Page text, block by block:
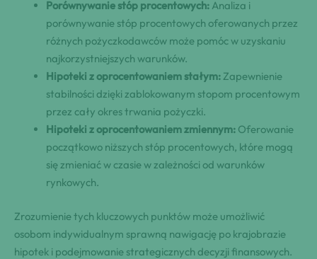
Porównywanie stóp procentowych: Analiza i
porównywanie stóp procentowych oferowanych przez
różnych pożyczkodawców może pomóc w uzyskaniu
najkorzystniejszych warunków.
Hipoteki z oprocentowaniem stałym: Zapewnienie
stabilności dzięki zablokowanym stopom procentowym
przez cały okres trwania pożyczki.
Hipoteki z oprocentowaniem zmiennym: Oferowanie
początkowo niższych stóp procentowych, które mogą
się zmieniać w czasie w zależności od warunków
rynkowych.
Zrozumienie tych kluczowych punktów może umożliwić
osobom indywidualnym sprawną nawigację po krajobrazie
hipotek i podejmowanie strategicznych decyzji finansowych.